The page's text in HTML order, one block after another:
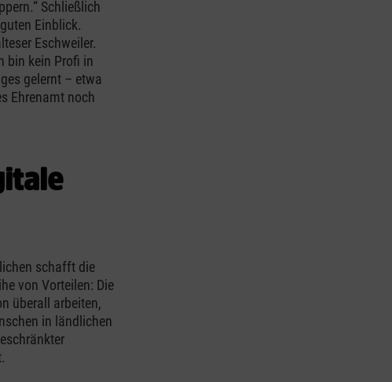
Schließlich
Einblick.
Eschweiler.
bin kein Profi in
gelernt – etwa
Ehrenamt noch
schafft die
von Vorteilen: Die
überall arbeiten,
in ländlichen